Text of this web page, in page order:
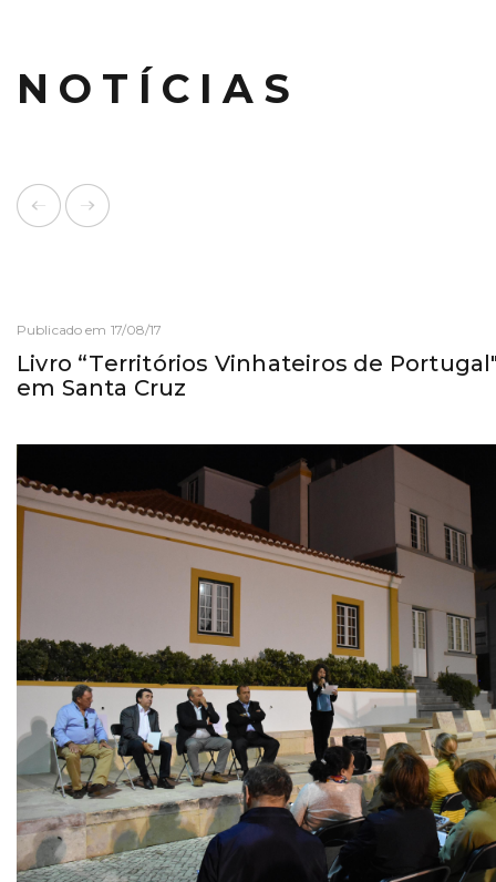
NOTÍCIAS
Publicado em 17/08/17
Livro “Territórios Vinhateiros de
em Santa Cruz